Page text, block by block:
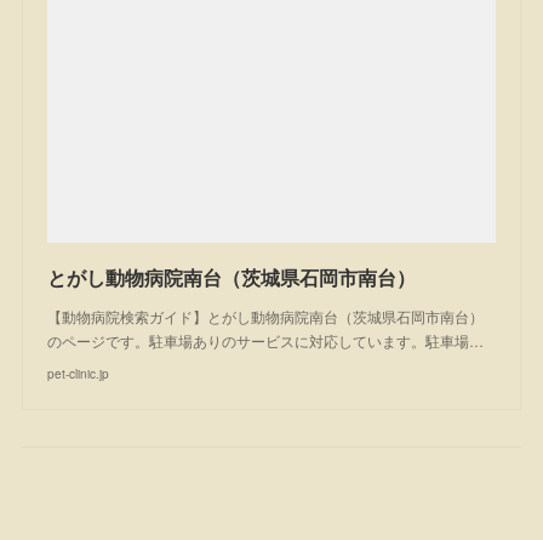
とがし動物病院南台（茨城県石岡市南台）
【動物病院検索ガイド】とがし動物病院南台（茨城県石岡市南台）
のページです。駐車場ありのサービスに対応しています。駐車場…
pet-clinic.jp